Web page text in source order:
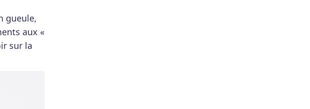
gueule,
aux «
sur la